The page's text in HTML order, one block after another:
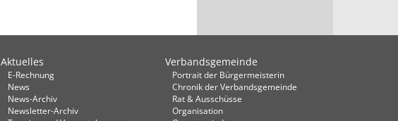
Aktuelles
E-Rechnung
News
News-Archiv
Newsletter-Archiv
Verbandsgemeinde
Portrait der Bürgermeisterin
Chronik der Verbandsgemeinde
Rat & Ausschüsse
Organisation